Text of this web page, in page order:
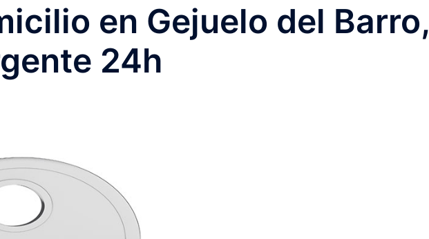
en Gejuelo del Barro,
24h